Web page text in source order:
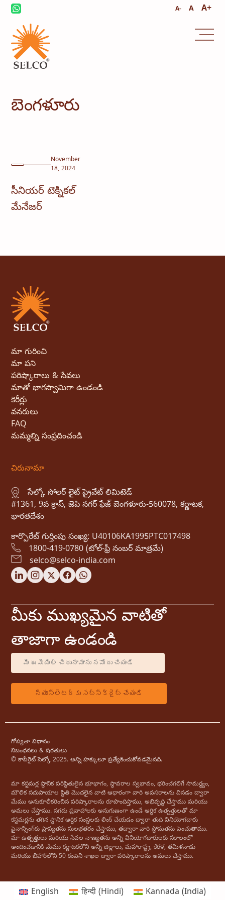
A- A A+
బెంగళూరు
November
18, 2024
సీనియర్ టెక్నికల్
మేనేజర్
మా గురించి
మా పని
పరిష్కారాలు & సేవలు
మాతో భాగస్వామిగా ఉండండి
కెరీర్లు
వనరులు
FAQ
మమ్మల్ని సంప్రదించండి
చిరునామా
సేల్కో సోలర్ లైట్ ప్రైవేట్ లిమిటెడ్
#1361, 9వ క్రాస్, జెపి నగర్ ఫేజ్ బెంగళూరు-560078, కర్ణాటక,
భారతదేశం
కార్పొరేట్ గుర్తింపు సంఖ్య: U40106KA1995PTC017498
1800-419-0780 (టోల్-ఫ్రీ నంబర్ మాత్రమే)
selco@selco-india.com
మీకు ముఖ్యమైన వాటితో
తాజాగా ఉండండి
గోప్యతా విధానం
నిబంధనలు & షరతులు
© కాపీరైట్ సెల్కో 2025. అన్ని హక్కులూ ప్రత్యేకించుకోవడమైనది.
మా కస్టమర్ల స్థానిక పరిస్థితులైన భూభాగం, స్థావరాల స్వభావం, భరించగలిగే సామర్థ్యం, ​​
మౌలిక సదుపాయాల స్థితి మొదలైన వాటి ఆధారంగా వారి అవసరాలను వినడం ద్వారా
మేము అనుకూలీకరించిన పరిష్కారాలను రూపొందిస్తాము, అభివృద్ధి చేస్తాము మరియు
అమలు చేస్తాము. నగదు ప్రవాహాలకు అనుగుణంగా ఉండే ఆర్థిక ఉత్పత్తులతో మా
కస్టమర్లను తగిన స్థానిక ఆర్థిక సంస్థలకు లింక్ చేయడం ద్వారా తుది వినియోగదారు
ఫైనాన్సింగ్‌కు ప్రాప్యతను సులభతరం చేస్తాము, తద్వారా వారి స్థోమతను పెంచుతాము.
మా ఉత్పత్తులు మరియు సేవల నాణ్యతను అన్ని వినియోగదారులకు సకాలంలో
అందించడానికి మేము కర్ణాటకలోని అన్ని జిల్లాలు, మహారాష్ట్ర, కేరళ, తమిళనాడు
మరియు బీహార్‌లోని 50 కంపెనీ శాఖల ద్వారా పరిష్కారాలను అమలు చేస్తాము.
English हिन्दी(Hindi) Kannada (India)